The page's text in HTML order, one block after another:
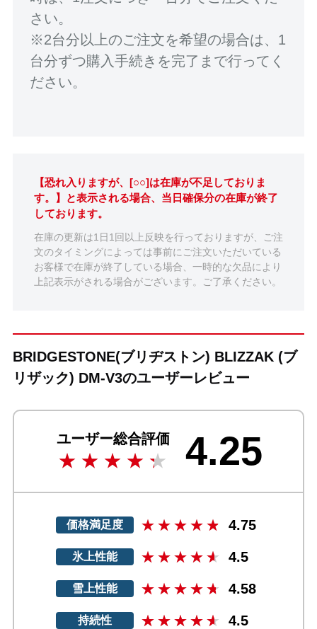
さい。
※2台分以上のご注文を希望の場合は、1
台分ずつ購入手続きを完了まで行ってく
ださい。
【恐れ入りますが、[○○]は在庫が不足しておりま
す。】と表示される場合、当日確保分の在庫が終了
しております。
在庫の更新は1日1回以上反映を行っておりますが、ご注
文のタイミングによっては事前にご注文いただいている
お客様で在庫が終了している場合、一時的な欠品により
上記表示がされる場合がございます。ご了承ください。
BRIDGESTONE(ブリヂストン) BLIZZAK (ブ
リザック) DM-V3のユーザーレビュー
ユーザー総合評価 4.25
価格満足度 4.75
氷上性能 4.5
雪上性能 4.58
持続性 4.5